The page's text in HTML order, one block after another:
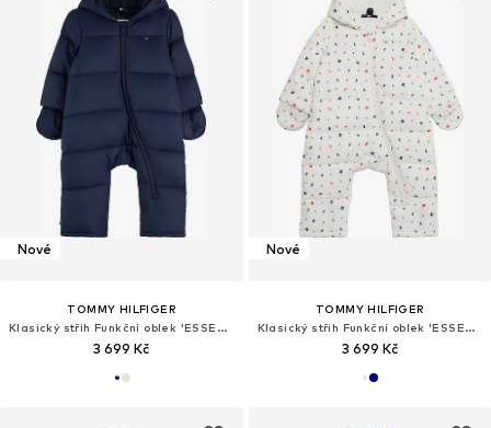
Nové
TOMMY HILFIGER
Klasický střih Funkční oblek 'ESSENTIAL'
3 699 Kč
Nové
TOMMY HILFIGER
Klasický střih Funkční oblek 'ESSENTIAL'
3 699 Kč